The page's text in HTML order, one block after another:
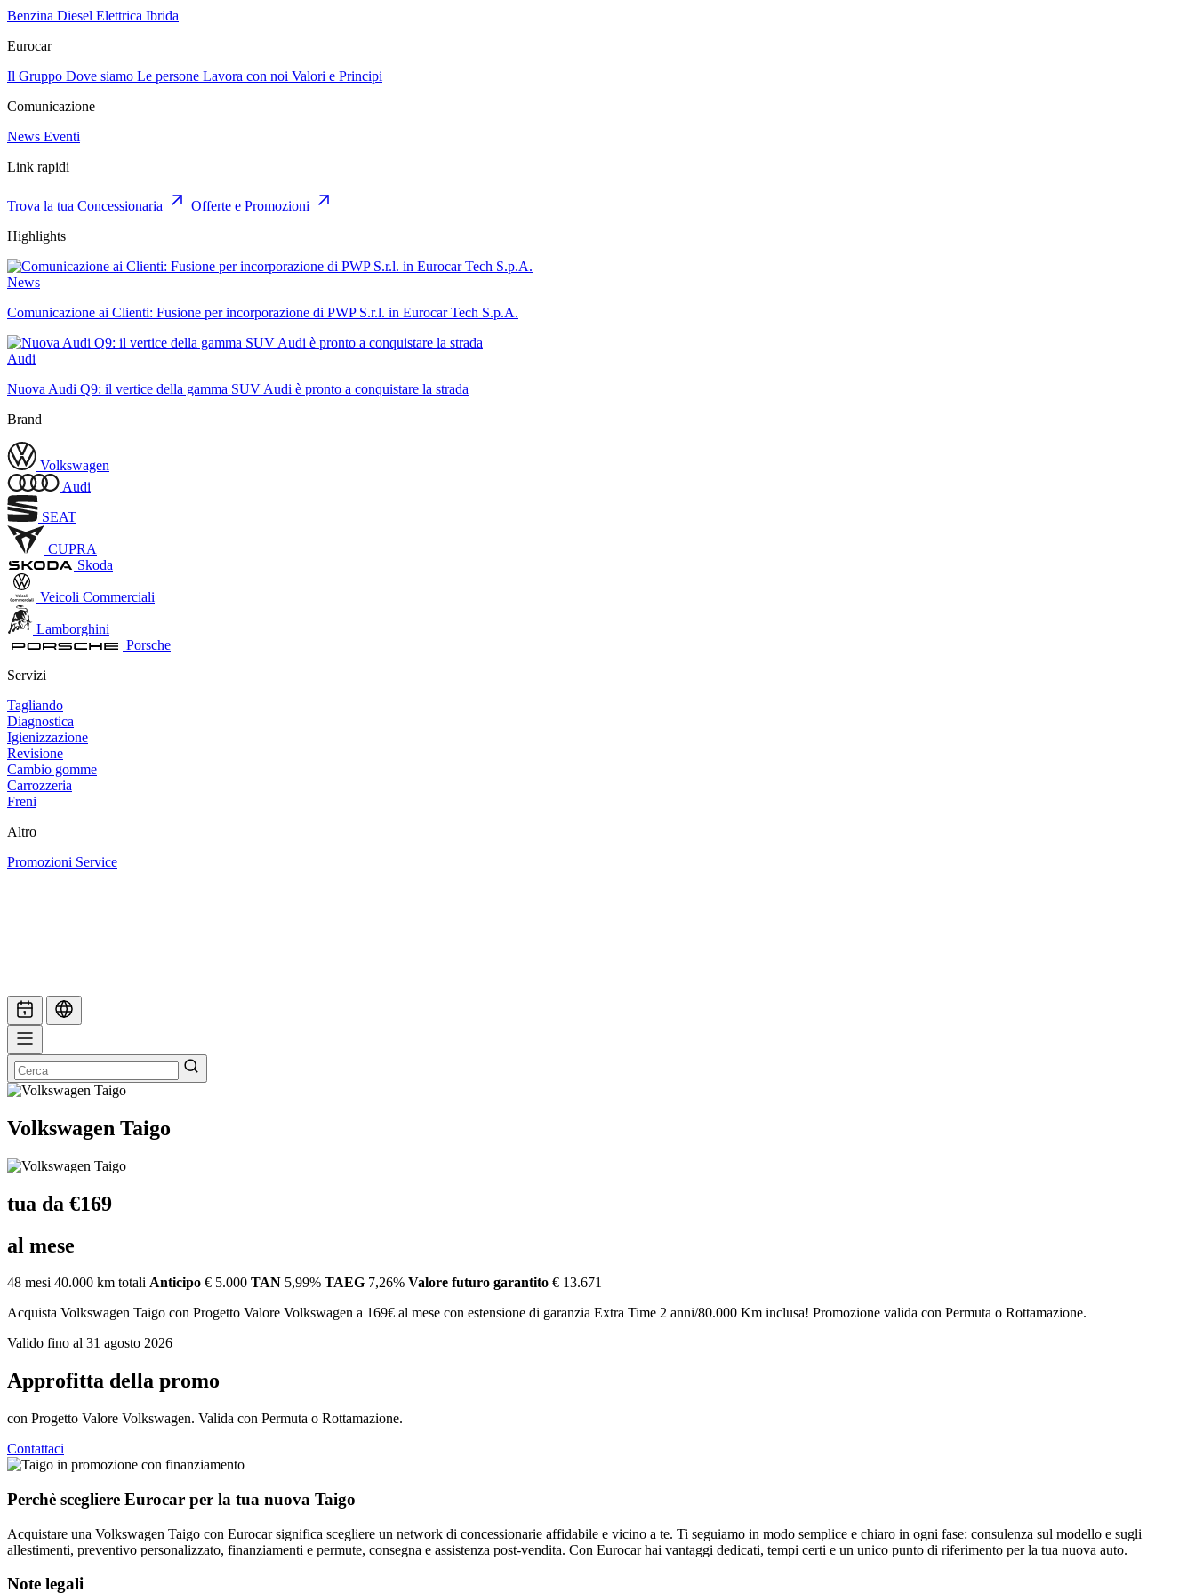
Benzina Diesel Elettrica Ibrida
Eurocar
Il Gruppo Dove siamo Le persone Lavora con noi Valori e Principi
Comunicazione
News Eventi
Link rapidi
Trova la tua Concessionaria
Offerte e Promozioni
Highlights
News
Comunicazione ai Clienti: Fusione per incorporazione di PWP S.r.l. in Eurocar Tech S.p.A.
Audi
Nuova Audi Q9: il vertice della gamma SUV Audi è pronto a conquistare la strada
Brand
Volkswagen
Audi
SEAT
CUPRA
Skoda
Veicoli Commerciali
Lamborghini
Porsche
Servizi
Tagliando
Diagnostica
Igienizzazione
Revisione
Cambio gomme
Carrozzeria
Freni
Altro
Promozioni Service
Volkswagen Taigo
tua da €169
al mese
48 mesi 40.000 km totali Anticipo € 5.000 TAN 5,99% TAEG 7,26% Valore futuro garantito € 13.671
Acquista Volkswagen Taigo con Progetto Valore Volkswagen a 169€ al mese con estensione di garanzia Extra Time 2 anni/80.000 Km inclusa! Promozione valida con Permuta o Rottamazione.
Valido fino al 31 agosto 2026
Approfitta della promo
con Progetto Valore Volkswagen. Valida con Permuta o Rottamazione.
Contattaci
Perchè scegliere Eurocar per la tua nuova Taigo
Acquistare una Volkswagen Taigo con Eurocar significa scegliere un network di concessionarie affidabile e vicino a te. Ti seguiamo in modo semplice e chiaro in ogni fase: consulenza sul modello e sugli
allestimenti, preventivo personalizzato, finanziamenti e permute, consegna e assistenza post-vendita. Con Eurocar hai vantaggi dedicati, tempi certi e un unico punto di riferimento per la tua nuova auto.
Note legali